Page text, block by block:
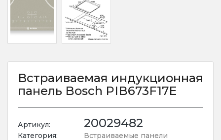
Встраиваемая индукционная
панель Bosch PIB673F17E
Артикул: 20029482
Категория:
Встраиваемые панели